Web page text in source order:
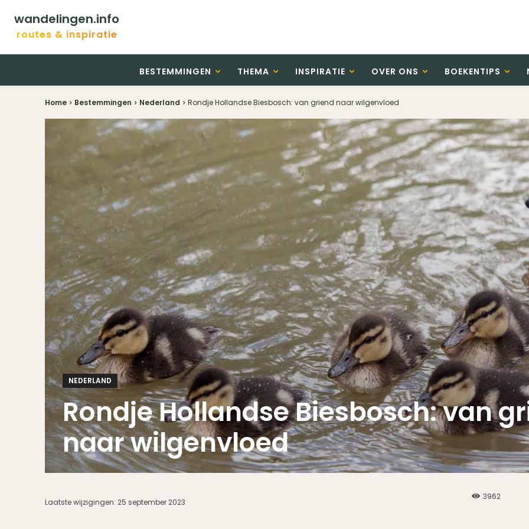
wandelingen.info
routes & inspiratie
BESTEMMINGEN THEMA INSPIRATIE OVER ONS BOEKENTIPS
Home Bestemmingen Nederland Rondje Hollandse Biesbosch: van griend naar wilgenvloed
NEDERLAND
Rondje Hollandse Biesbosch: van
naar wilgenvloed
Laatste wijzigingen: 25 september 2023
3962